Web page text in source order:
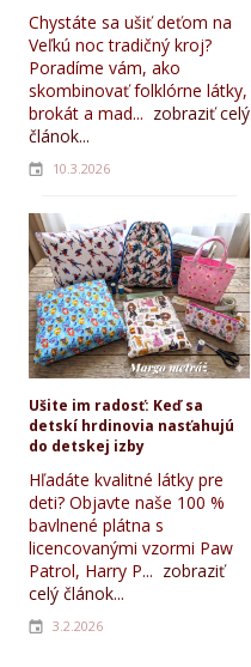
Chystáte sa ušiť deťom na
Veľkú noc tradičný kroj?
Poradíme vám, ako
skombinovať folklórne látky,
brokát a mad... zobraziť celý
článok...
10.3.2026
Ušite im radosť: Keď sa
detskí hrdinovia nasťahujú
do detskej izby
Hľadáte kvalitné látky pre
deti? Objavte naše 100 %
bavlnené plátna s
licencovanými vzormi Paw
Patrol, Harry P... zobraziť
celý článok...
3.2.2026